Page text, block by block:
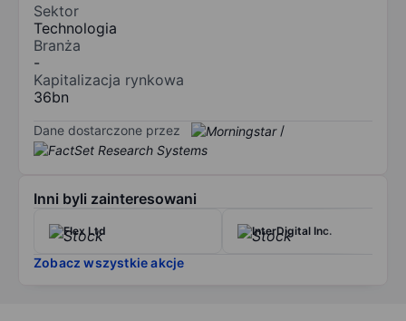
Sektor
Technologia
Branża
-
Kapitalizacja rynkowa
36bn
Dane dostarczone przez /
Inni byli zainteresowani
Flex Ltd InterDigital Inc.
Zobacz wszystkie akcje